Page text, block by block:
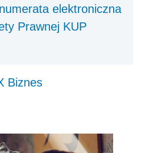
elektroniczna
Prawnej KUP
Biznes